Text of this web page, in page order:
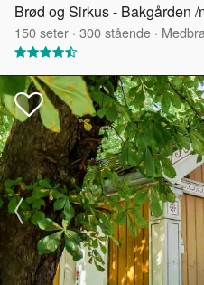
Brød og Sirkus - Bakgården /
150seter · 300stående ·